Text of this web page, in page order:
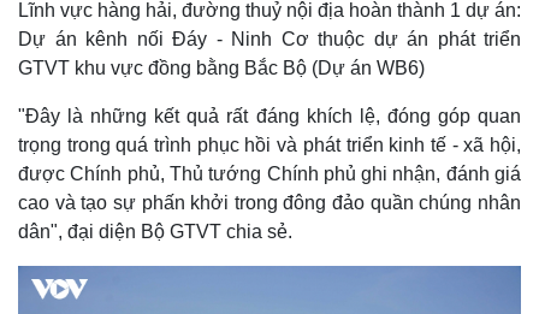
Lĩnh vực hàng hải, đường thuỷ nội địa hoàn thành 1 dự án:
Dự án kênh nối Đáy - Ninh Cơ thuộc dự án phát triển
GTVT khu vực đồng bằng Bắc Bộ (Dự án WB6)
"Đây là những kết quả rất đáng khích lệ, đóng góp quan
trọng trong quá trình phục hồi và phát triển kinh tế - xã hội,
được Chính phủ, Thủ tướng Chính phủ ghi nhận, đánh giá
cao và tạo sự phấn khởi trong đông đảo quần chúng nhân
dân", đại diện Bộ GTVT chia sẻ.